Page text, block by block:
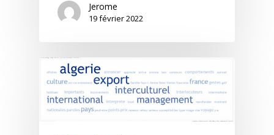
Jerome
19 février 2022